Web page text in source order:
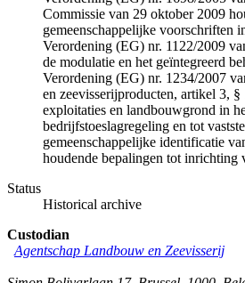
Commissie van 29 oktober 2009
gemeenschappelijke voorschriften
Verordening (EG) nr. 1122/2009
de modulatie en het geïntegreerd
Verordening (EG) nr. 1234/2007
en zeevisserijproducten, artikel 3,
exploitaties en landbouwgrond in
bedrijfstoeslagregeling en tot
gemeenschappelijke identificatie
houdende bepalingen tot inrichting
Status
Historical archive
Custodian
Agentschap Landbouw en Zeevisserij